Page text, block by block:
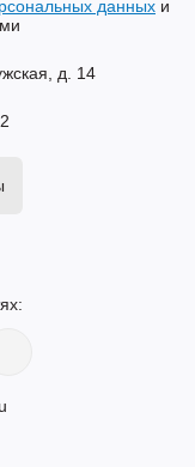
данных и
д. 14